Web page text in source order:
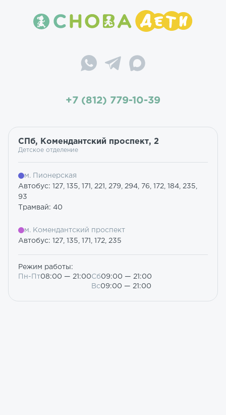
+7 (812) 779-10-39
СПб, Комендантский проспект, 2
Детское отделение
м. Пионерская
Автобус: 127, 135, 171, 221, 279, 294, 76, 172, 184, 235,
93
Трамвай: 40
м. Комендантский проспект
Автобус: 127, 135, 171, 172, 235
Режим работы:
Пн-Пт08:00 — 21:00Сб09:00 — 21:00
Вс09:00 — 21:00